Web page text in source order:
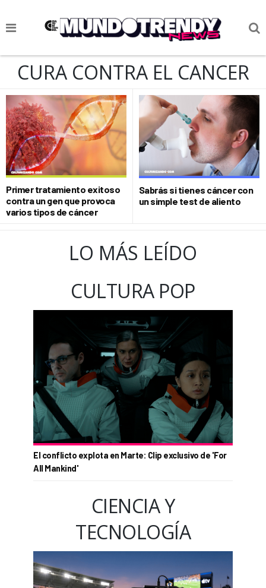
NOTICIAS
CIENCIA Y TECNOLOGÍA
VIDA
SOCIEDAD
CULTURIZANDO.COM
CURA CONTRA EL CANCER
Primer tratamiento exitoso
contra un gen que provoca
varios tipos de cáncer
Sabrás si tienes cáncer con
un simple test de aliento
LO MÁS LEÍDO
CULTURA POP
El conflicto explota en Marte: Clip exclusivo de 'For
All Mankind'
CIENCIA Y
TECNOLOGÍA